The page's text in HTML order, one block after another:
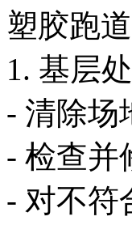
塑胶跑
1. 基层
- 清除场
- 检查并
- 对不符